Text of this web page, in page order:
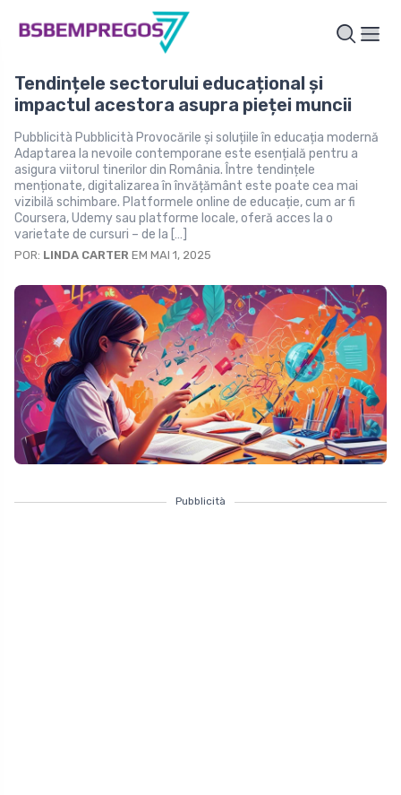
Tendințele sectorului educațional și
impactul acestora asupra pieței muncii
Pubblicità Pubblicità Provocările și soluțiile în educația modernă
Adaptarea la nevoile contemporane este esențială pentru a
asigura viitorul tinerilor din România. Între tendințele
menționate, digitalizarea în învățământ este poate cea mai
vizibilă schimbare. Platformele online de educație, cum ar fi
Coursera, Udemy sau platforme locale, oferă acces la o
varietate de cursuri – de la […]
POR: LINDA CARTER EM MAI 1, 2025
Pubblicità